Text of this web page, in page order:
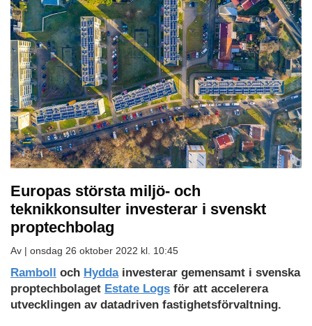
Europas största miljö- och
teknikkonsulter investerar i svenskt
proptechbolag
Av | onsdag 26 oktober 2022 kl. 10:45
Ramboll och Hyddainvesterar gemensamt i svenska
proptechbolaget Estate Logs för att accelerera
utvecklingen av datadriven fastighetsförvaltning.